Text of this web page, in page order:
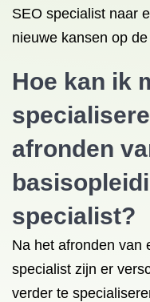
SEO specialist naar
nieuwe kansen op
Hoe kan ik
afronden
specialist?
Na het afronden van
specialist zijn er
verder te